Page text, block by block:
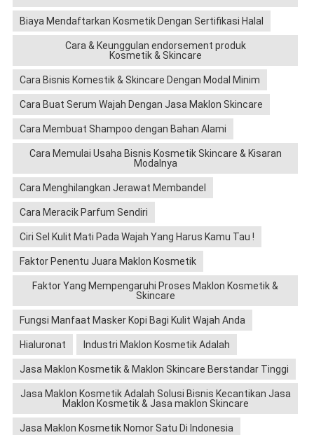
Biaya Mendaftarkan Kosmetik Dengan Sertifikasi Halal
Cara & Keunggulan endorsement produk
Kosmetik & Skincare
Cara Bisnis Komestik & Skincare Dengan Modal Minim
Cara Buat Serum Wajah Dengan Jasa Maklon Skincare
Cara Membuat Shampoo dengan Bahan Alami
Cara Memulai Usaha Bisnis Kosmetik Skincare & Kisaran
Modalnya
Cara Menghilangkan Jerawat Membandel
Cara Meracik Parfum Sendiri
Ciri Sel Kulit Mati Pada Wajah Yang Harus Kamu Tau !
Faktor Penentu Juara Maklon Kosmetik
Faktor Yang Mempengaruhi Proses Maklon Kosmetik &
Skincare
Fungsi Manfaat Masker Kopi Bagi Kulit Wajah Anda
Hialuronat Industri Maklon Kosmetik Adalah
Jasa Maklon Kosmetik & Maklon Skincare Berstandar Tinggi
Jasa Maklon Kosmetik Adalah Solusi Bisnis Kecantikan Jasa
Maklon Kosmetik & Jasa maklon Skincare
Jasa Maklon Kosmetik Nomor Satu Di Indonesia